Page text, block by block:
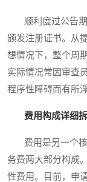
顺利度过公告期
颁发注册证书。从
想情况下，整个周
实际情况常因审查
程序性障碍而有所浮
费用构成详细
费用是另一个核
务费两大部分构成
性费用。目前，申